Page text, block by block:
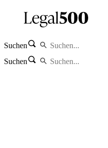
Suchen
Suchen